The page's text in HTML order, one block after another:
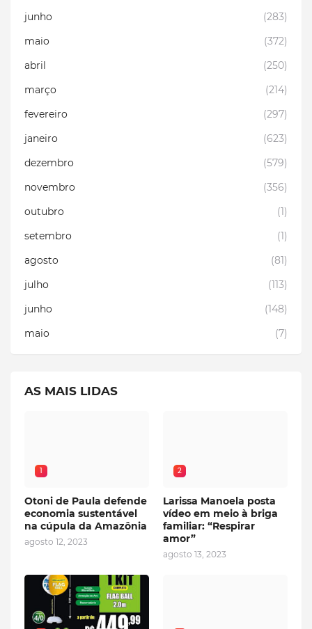
junho
(283)
maio
(372)
abril
(250)
março
(214)
fevereiro
(297)
janeiro
(623)
dezembro
(579)
novembro
(356)
outubro
(1)
setembro
(1)
agosto
(81)
julho
(113)
junho
(148)
maio
(7)
AS MAIS LIDAS
1
Otoni de Paula defende
economia sustentável
na cúpula da Amazônia
agosto 12, 2023
2
Larissa Manoela posta
vídeo em meio à briga
familiar: “Respirar
amor”
agosto 13, 2023